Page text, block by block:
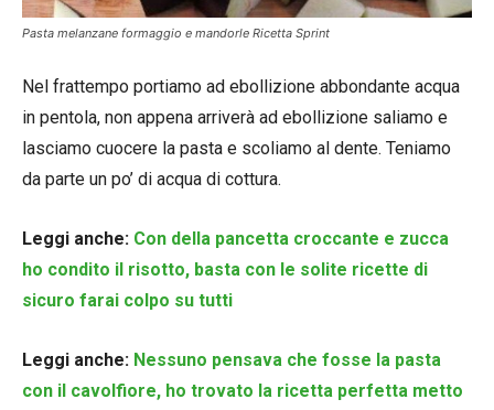
Pasta melanzane formaggio e mandorle Ricetta Sprint
Nel frattempo portiamo ad ebollizione abbondante acqua
in pentola, non appena arriverà ad ebollizione saliamo e
lasciamo cuocere la pasta e scoliamo al dente. Teniamo
da parte un po’ di acqua di cottura.
Leggi anche: Con della pancetta croccante e zucca
ho condito il risotto, basta con le solite ricette di
sicuro farai colpo su tutti
Leggi anche: Nessuno pensava che fosse la pasta
con il cavolfiore, ho trovato la ricetta perfetta metto